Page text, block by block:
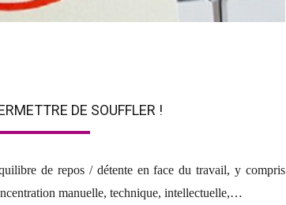
DE SOUFFLER !
de repos / détente en face du travail, y compris
manuelle, technique, intellectuelle,…